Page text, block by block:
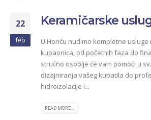
22
feb
Keramičarske
U Horiću nudimo kompletne
kupaonica, od početnih faza do
stručno osoblje će vam pomoći u
dizajniranja vašeg kupatila do
hidroizolacije i...
READ MORE...